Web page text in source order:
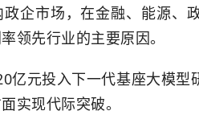
企市场，在金融、能源、
领先行业的主要原因。
亿元投入下一代基座大模型
实现代际突破。